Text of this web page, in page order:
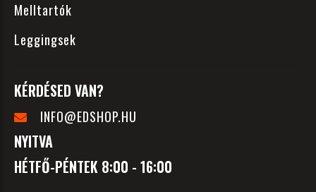
Melltartók
Leggingsek
KÉRDÉSED VAN?
INFO@EDSHOP.HU
NYITVA
HÉTFŐ-PÉNTEK 8:00 - 16:00